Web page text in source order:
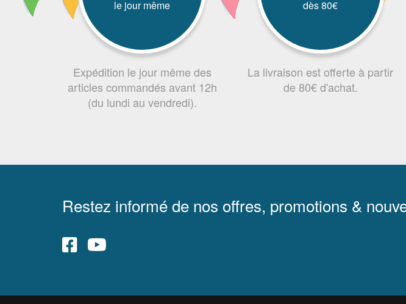
le jour même
Expédition le jour même des
articles commandés avant 12h
(du lundi au vendredi).
dès 80€
La livraison est offerte à partir
de 80€ d'achat.
Restez informé de nos offres, promotions &